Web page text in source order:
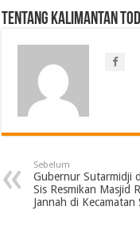
Tentang Kalimantan
Sebelum
Gubernur Sutarmidji
Sis Resmikan Masjid
Jannah di Kecamatan